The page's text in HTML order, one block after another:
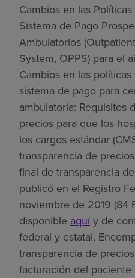
Cambios en las
Sistema de Pago
Ambulatorios
System, OPPS) para el
Cambios en las
sistema de pago para
ambulatoria: Requisitos
precios para que los
los cargos estándar
transparencia de
final de transparencia
publicó en el Registro
noviembre de 2019 (84
disponible aquíy de
federal y estatal,
transparencia de
facturación del